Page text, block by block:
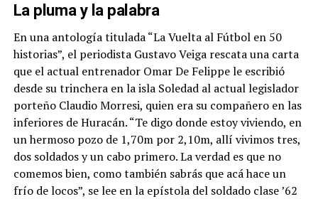
La pluma y la palabra
En una antología titulada “La Vuelta al Fútbol en 50
historias”, el periodista Gustavo Veiga rescata una carta
que el actual entrenador Omar De Felippe le escribió
desde su trinchera en la isla Soledad al actual legislador
porteño Claudio Morresi, quien era su compañero en las
inferiores de Huracán. “Te digo donde estoy viviendo, en
un hermoso pozo de 1,70m por 2,10m, allí vivimos tres,
dos soldados y un cabo primero. La verdad es que no
comemos bien, como también sabrás que acá hace un
frío de locos”, se lee en la epístola del soldado clase ’62